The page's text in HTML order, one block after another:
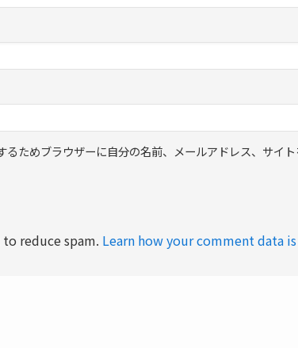
ためブラウザーに自分の名前、メールアドレス、サイト
reduce spam. Learn how your comment data